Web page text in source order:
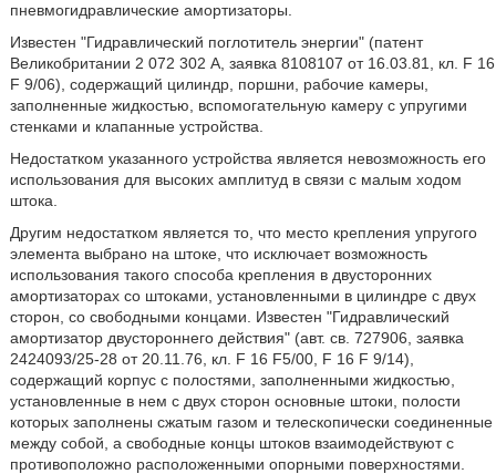
пневмогидравлические амортизаторы.
Известен "Гидравлический поглотитель энергии" (патент
Великобритании 2 072 302 А, заявка 8108107 от 16.03.81, кл. F 16
F 9/06), содержащий цилиндр, поршни, рабочие камеры,
заполненные жидкостью, вспомогательную камеру с упругими
стенками и клапанные устройства.
Недостатком указанного устройства является невозможность его
использования для высоких амплитуд в связи с малым ходом
штока.
Другим недостатком является то, что место крепления упругого
элемента выбрано на штоке, что исключает возможность
использования такого способа крепления в двусторонних
амортизаторах со штоками, установленными в цилиндре с двух
сторон, со свободными концами. Известен "Гидравлический
амортизатор двустороннего действия" (авт. св. 727906, заявка
2424093/25-28 от 20.11.76, кл. F 16 F5/00, F 16 F 9/14),
содержащий корпус с полостями, заполненными жидкостью,
установленные в нем с двух сторон основные штоки, полости
которых заполнены сжатым газом и телескопически соединенные
между собой, а свободные концы штоков взаимодействуют с
противоположно расположенными опорными поверхностями.